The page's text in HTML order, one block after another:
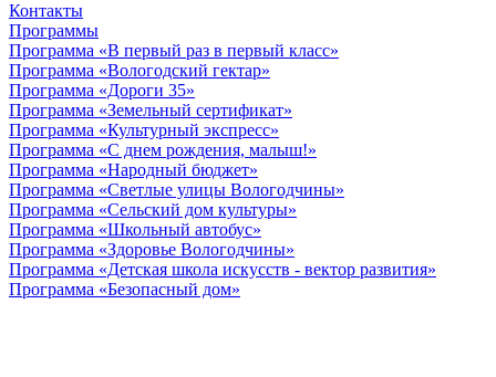
Контакты
Программы
Программа «В первый раз в первый класс»
Программа «Вологодский гектар»
Программа «Дороги 35»
Программа «Земельный сертификат»
Программа «Культурный экспресс»
Программа «С днем рождения, малыш!»
Программа «Народный бюджет»
Программа «Светлые улицы Вологодчины»
Программа «Сельский дом культуры»
Программа «Школьный автобус»
Программа «Здоровье Вологодчины»
Программа «Детская школа искусств - вектор развития»
Программа «Безопасный дом»